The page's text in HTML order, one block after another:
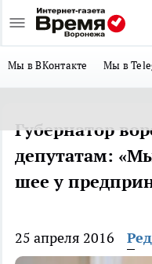
Мы в ВКонтакте Мы в
Губернатор
депутатам:
шее у
25 апреля 2016